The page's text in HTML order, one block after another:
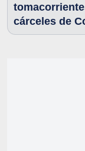
cárceles de